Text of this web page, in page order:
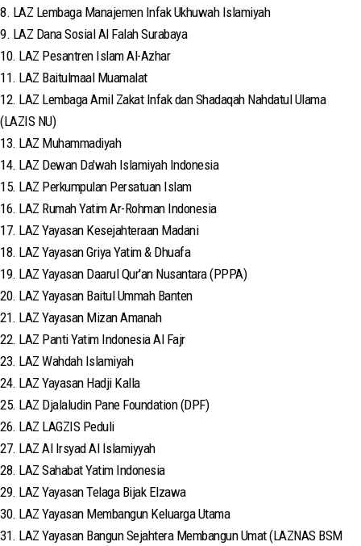
8. LAZ Lembaga Manajemen Infak Ukhuwah Islamiyah
9. LAZ Dana Sosial Al Falah Surabaya
10. LAZ Pesantren Islam Al-Azhar
11. LAZ Baitulmaal Muamalat
12. LAZ Lembaga Amil Zakat Infak dan Shadaqah Nahdatul Ulama
(LAZIS NU)
13. LAZ Muhammadiyah
14. LAZ Dewan Da'wah Islamiyah Indonesia
15. LAZ Perkumpulan Persatuan Islam
16. LAZ Rumah Yatim Ar-Rohman Indonesia
17. LAZ Yayasan Kesejahteraan Madani
18. LAZ Yayasan Griya Yatim & Dhuafa
19. LAZ Yayasan Daarul Qur'an Nusantara (PPPA)
20. LAZ Yayasan Baitul Ummah Banten
21. LAZ Yayasan Mizan Amanah
22. LAZ Panti Yatim Indonesia Al Fajr
23. LAZ Wahdah Islamiyah
24. LAZ Yayasan Hadji Kalla
25. LAZ Djalaludin Pane Foundation (DPF)
26. LAZ LAGZIS Peduli
27. LAZ Al Irsyad Al Islamiyyah
28. LAZ Sahabat Yatim Indonesia
29. LAZ Yayasan Telaga Bijak Elzawa
30. LAZ Yayasan Membangun Keluarga Utama
31. LAZ Yayasan Bangun Sejahtera Membangun Umat (LAZNAS BSM